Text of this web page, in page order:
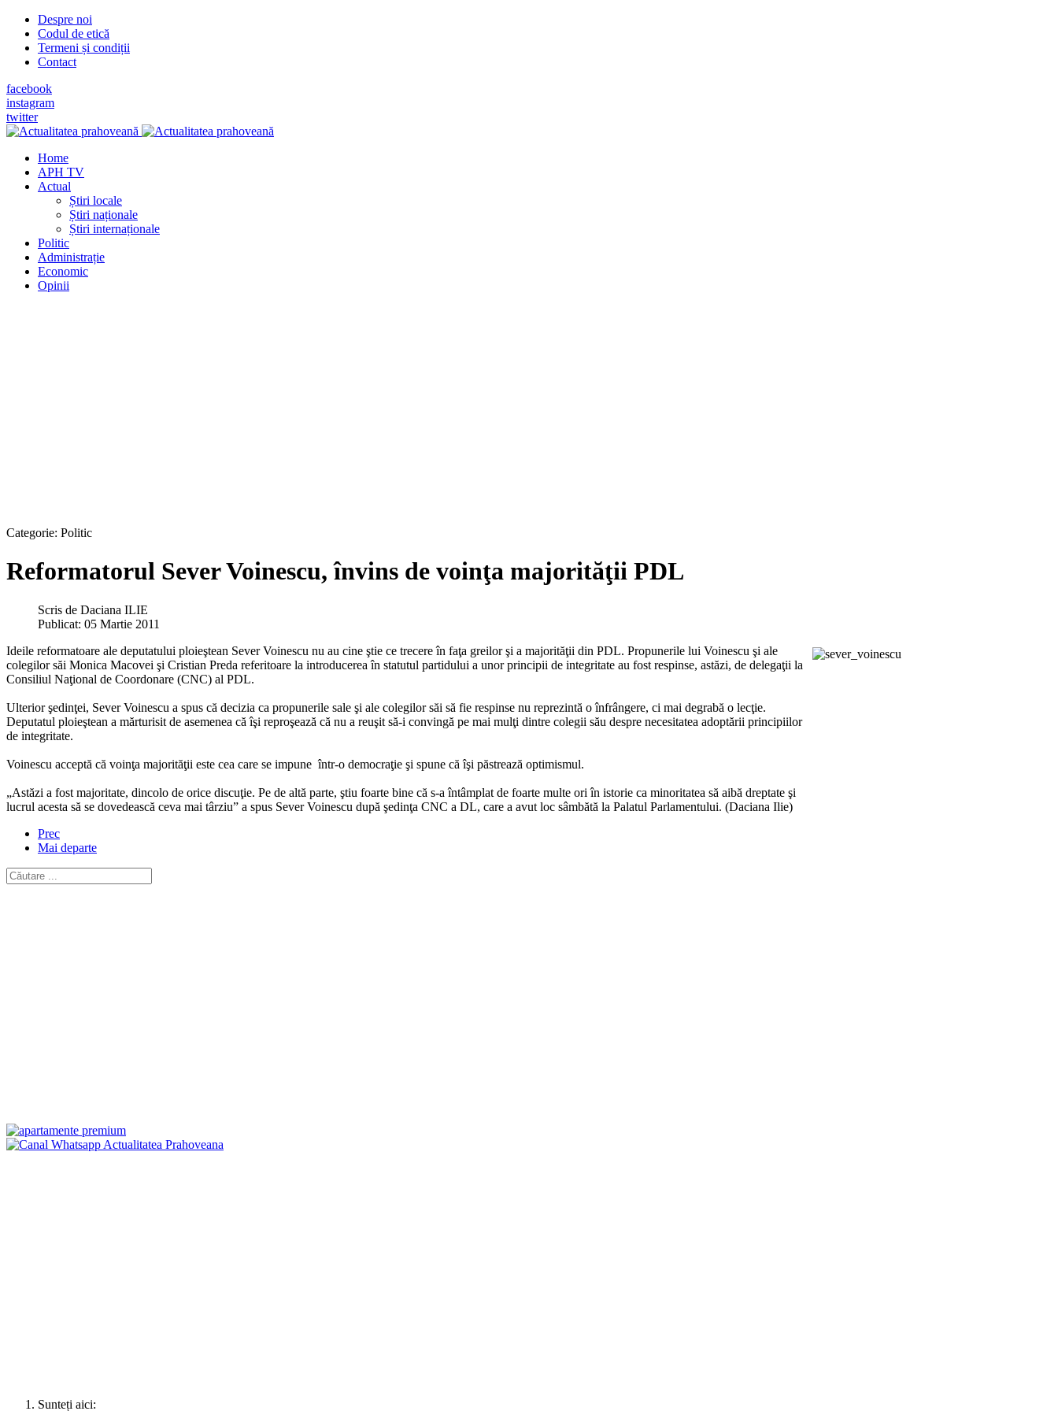
Despre noi
Codul de etică
Termeni și condiții
Contact
facebook
instagram
twitter
Home
APH TV
Actual
Știri locale
Știri naționale
Știri internaționale
Politic
Administrație
Economic
Opinii
Categorie: Politic
Reformatorul Sever Voinescu, învins de voinţa majorităţii PDL
Scris de Daciana ILIE
Publicat: 05 Martie 2011
Ideile reformatoare ale deputatului ploieştean Sever Voinescu nu au cine ştie ce trecere în faţa greilor şi a majorităţii din PDL. Propunerile lui Voinescu şi ale
colegilor săi Monica Macovei şi Cristian Preda referitoare la introducerea în statutul partidului a unor principii de integritate au fost respinse, astăzi, de delegaţii la
Consiliul Naţional de Coordonare (CNC) al PDL.
Ulterior şedinţei, Sever Voinescu a spus că decizia ca propunerile sale şi ale colegilor săi să fie respinse nu reprezintă o înfrângere, ci mai degrabă o lecţie.
Deputatul ploieştean a mărturisit de asemenea că îşi reproşează că nu a reuşit să-i convingă pe mai mulţi dintre colegii său despre necesitatea adoptării principiilor
de integritate.
Voinescu acceptă că voinţa majorităţii este cea care se impune într-o democraţie şi spune că îşi păstrează optimismul.
„Astăzi a fost majoritate, dincolo de orice discuţie. Pe de altă parte, ştiu foarte bine că s-a întâmplat de foarte multe ori în istorie ca minoritatea să aibă dreptate şi
lucrul acesta să se dovedească ceva mai târziu” a spus Sever Voinescu după şedinţa CNC a DL, care a avut loc sâmbătă la Palatul Parlamentului. (Daciana Ilie)
Prec
Mai departe
Sunteți aici: